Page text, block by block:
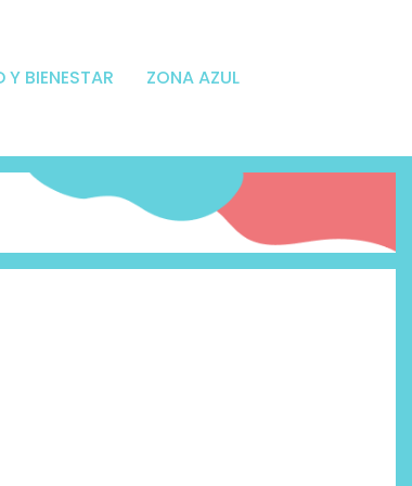
Y BIENESTAR ZONA AZUL